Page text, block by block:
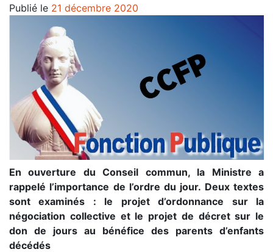
Publié le 21 décembre 2020
En ouverture du Conseil commun, la Ministre a
rappelé l’importance de l’ordre du jour. Deux textes
sont examinés : le projet d’ordonnance sur la
négociation collective et le projet de décret sur le
don de jours au bénéfice des parents d’enfants
décédés